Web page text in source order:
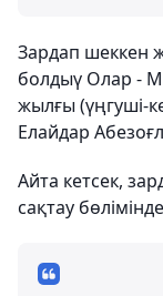
Зардап шеккен
болдыү Олар -
жылғы (үңгуші-
Елайдар
Айта кетсек,
сақтау